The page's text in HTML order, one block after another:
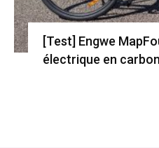
[Test] Engwe
électrique en